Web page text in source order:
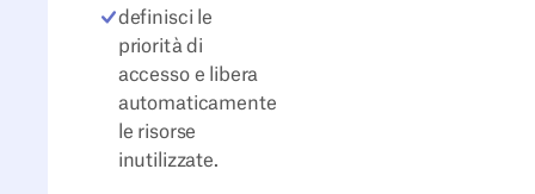
definisci le
priorità di
accesso e libera
automaticamente
le risorse
inutilizzate.